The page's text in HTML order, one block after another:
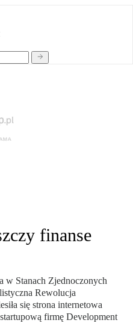
finanse
w Stanach Zjednoczonych
Rewolucja
się strona internetowa
firmę Development